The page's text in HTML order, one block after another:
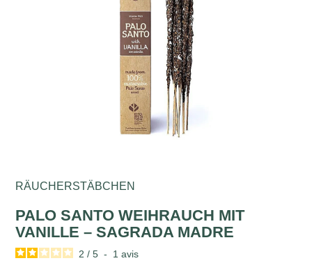
RÄUCHERSTÄBCHEN
PALO SANTO WEIHRAUCH MIT
VANILLE – SAGRADA MADRE
2 / 5 - 1avis